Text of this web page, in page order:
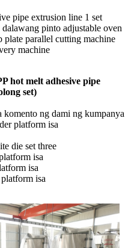
pipe extrusion line 1 set
pinto adjustable oven
plate parallel cutting machine
machine
hot melt adhesive pipe
set)
komento ng dami ng kumpanya
platform isa
die set three
isa
isa
isa